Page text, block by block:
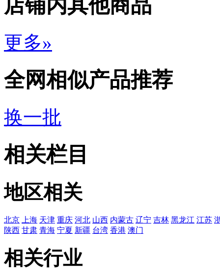
店铺内其他商品
更多»
全网相似产品推荐
换一批
相关栏目
地区相关
北京 上海 天津 重庆 河北 山西 内蒙古 辽宁 吉林 黑龙江 江苏
陕西 甘肃 青海 宁夏 新疆 台湾 香港 澳门
相关行业